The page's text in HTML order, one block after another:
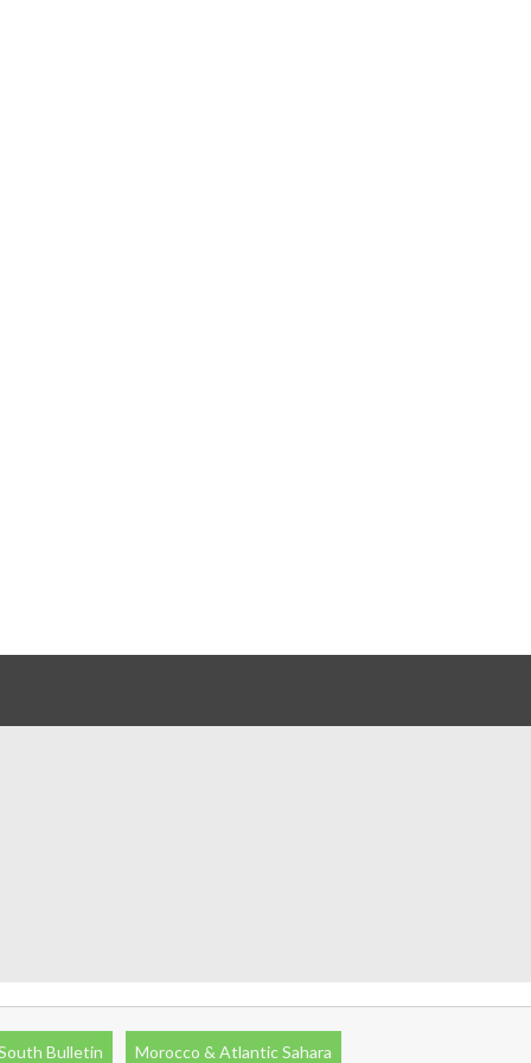
Bulletin Morocco & Atlantic Sahara